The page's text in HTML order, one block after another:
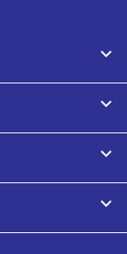



